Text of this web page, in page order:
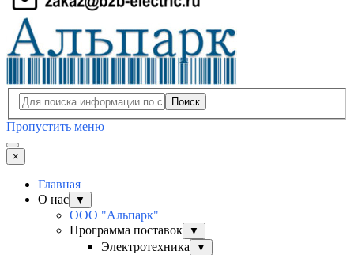
Поиск
Пропустить меню
×
Главная
О нас
▼
ООО "Альпарк"
Программа поставок
▼
Электротехника ▼